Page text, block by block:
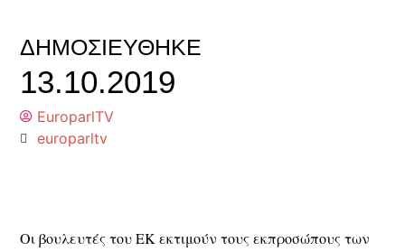
ΔΗΜΟΣΙΕΎΘΗΚΕ
13.10.2019
EuroparlTV
europarltv
Οι βουλευτές του ΕΚ εκτιμούν τους εκπροσώπους των